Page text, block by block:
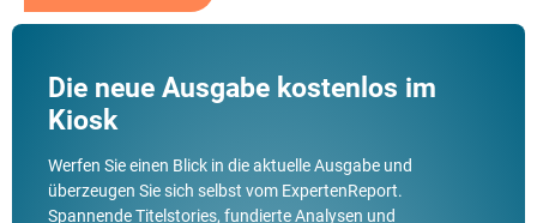
Die neue Ausgabe kostenlos im
Kiosk
Werfen Sie einen Blick in die aktuelle Ausgabe und
überzeugen Sie sich selbst vom ExpertenReport.
Spannende Titelstories, fundierte Analysen und